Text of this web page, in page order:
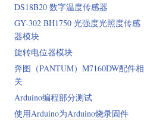
DS18B20 数字温度传感器
GY-302 BH1750 光强度光照度传感
器模块
旋转电位器模块
奔图（PANTUM）M7160DW配件相
关
Arduino编程部分测试
使用Arduino为Arduino烧录固件